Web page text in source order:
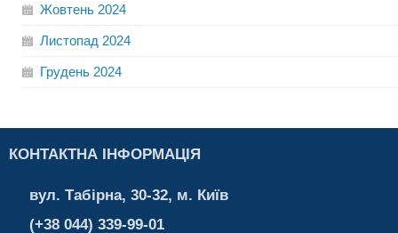
Жовтень 2024
Листопад 2024
Грудень 2024
КОНТАКТНА ІНФОРМАЦІЯ
вул. Табірна, 30-32, м. Київ
(+38 044) 339-99-01